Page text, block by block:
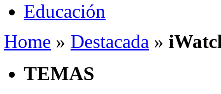
Educación
Home » Destacada »
TEMAS